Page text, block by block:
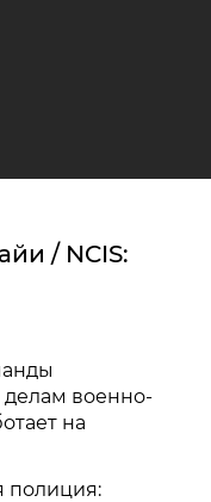
/ NCIS:
делам военно-
на
полиция: